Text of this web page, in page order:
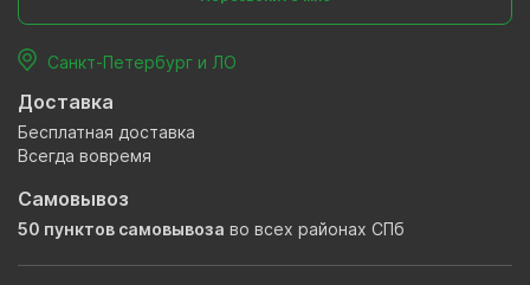
Санкт-Петербург и ЛО
Доставка
Бесплатная доставка
Всегда вовремя
Самовывоз
50 пунктов самовывоза во всех районах СПб